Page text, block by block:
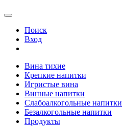
Поиск
Вход
Вина тихие
Крепкие напитки
Игристые вина
Винные напитки
Слабоалкогольные напитки
Безалкогольные напитки
Продукты